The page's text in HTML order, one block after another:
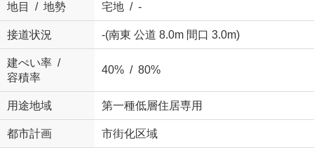
地目 / 地勢 宅地 / -
接道状況 -(南東 公道 8.0m 間口 3.0m)
建ぺい率 /
容積率
40% / 80%
用途地域 第一種低層住居専用
都市計画 市街化区域